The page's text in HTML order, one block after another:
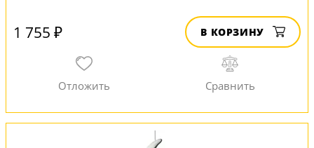
1 755 ₽ В КОРЗИНУ